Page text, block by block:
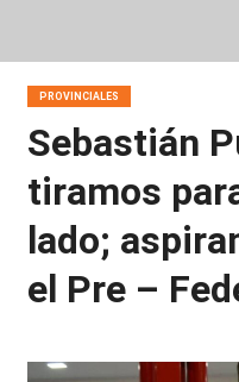
PROVINCIALES
Sebastián
tiramos
lado;
el Pre –